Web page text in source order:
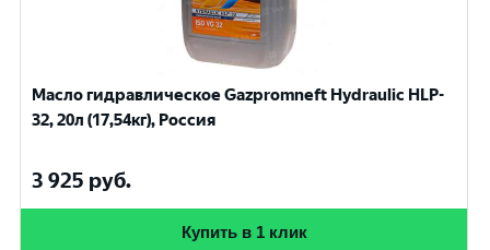
Масло гидравлическое Gazpromneft Hydraulic HLP-
32, 20л (17,54кг), Россия
3 925 руб.
Купить в 1 клик